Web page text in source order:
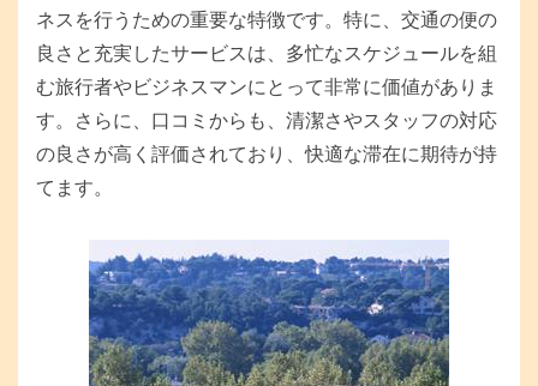
ネスを行うための重要な特徴です。特に、交通の便の
良さと充実したサービスは、多忙なスケジュールを組
む旅行者やビジネスマンにとって非常に価値がありま
す。さらに、口コミからも、清潔さやスタッフの対応
の良さが高く評価されており、快適な滞在に期待が持
てます。